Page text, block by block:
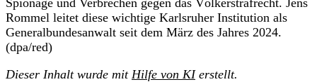
Rommel leitet diese wichtige Karlsruher Institution als
Generalbundesanwalt seit dem März des Jahres 2024.
(dpa/red)
Dieser Inhalt wurde mit Hilfe von KIerstellt.